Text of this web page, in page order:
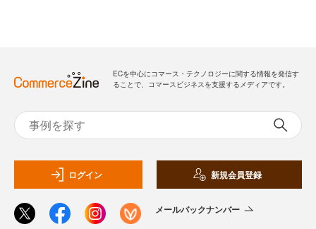
ECを中心にコマース・テクノロジーに関する情報を発信す
ることで、コマースビジネスを支援するメディアです。
ログイン 新規会員登録
メールバックナンバー